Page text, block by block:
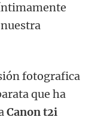
fotografica
que ha
Canon t2i